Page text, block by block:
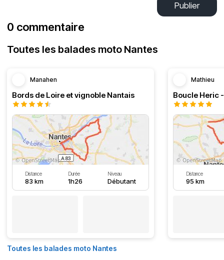
Publier
0 commentaire
Toutes les balades moto Nantes
Manahen
Bords de Loire et vignoble Nantais
Distance
83 km
Durée
1h26
Niveau
Débutant
Mathieu
Boucle Heric
Distance
95 km
Toutes les balades moto Nantes